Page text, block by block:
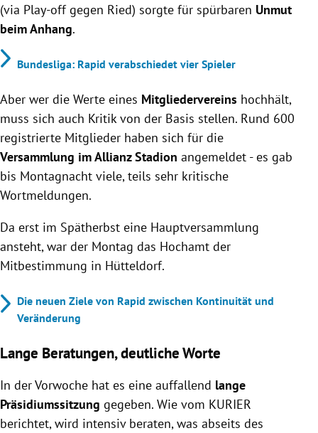
(via Play-off gegen Ried) sorgte für spürbaren Unmut
beim Anhang.
Bundesliga: Rapid verabschiedet vier Spieler
Aber wer die Werte eines Mitgliedervereins hochhält,
muss sich auch Kritik von der Basis stellen. Rund 600
registrierte Mitglieder haben sich für die
Versammlung im Allianz Stadion angemeldet - es gab
bis Montagnacht viele, teils sehr kritische
Wortmeldungen.
Da erst im Spätherbst eine Hauptversammlung
ansteht, war der Montag das Hochamt der
Mitbestimmung in Hütteldorf.
Die neuen Ziele von Rapid zwischen Kontinuität und
Veränderung
Lange Beratungen, deutliche Worte
In der Vorwoche hat es eine auffallend lange
Präsidiumssitzung gegeben. Wie vom KURIER
berichtet, wird intensiv beraten, was abseits des